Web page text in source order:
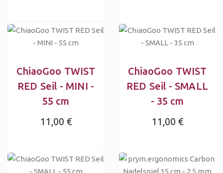
ChiaoGoo TWIST
RED Seil - MINI -
55 cm
11,00 €
ChiaoGoo TWIST
RED Seil - SMALL
- 35 cm
11,00 €